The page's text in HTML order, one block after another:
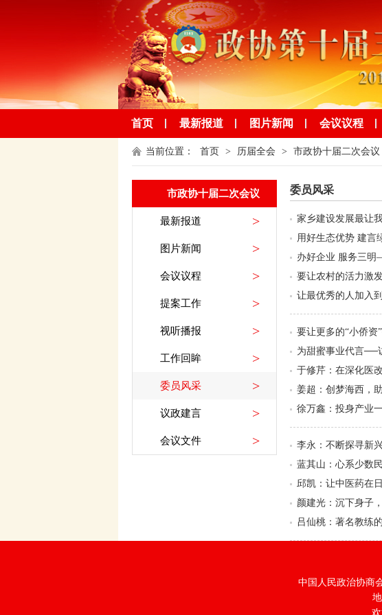
首页 最新报道 图片新闻 会议议程
当前位置： 首页 > 历届全会 > 市政协十届二次会议
市政协十届二次会议
（已归档） >
最新报道
>
图片新闻
>
会议议程
>
提案工作
>
视听播报
>
工作回眸
>
委员风采
>
议政建言
>
会议文件
委员风采
家乡建设发展最让
用好生态优势 建
办好企业 服务三
要让农村的活力激
让最优秀的人加入
要让更多的“小侨
为甜蜜事业代言──
于修芹：在深化医
姜超：创梦海西，
徐万鑫：投身产业
李永：不断探寻新
蓝其山：心系少数
邱凯：让中医药在
颜建光：沉下身子
吕仙桃：著名教练
中国人民政治协商